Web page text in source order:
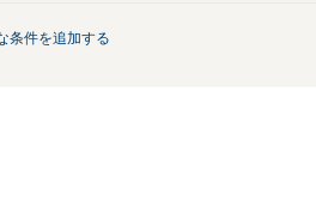
条件を追加する